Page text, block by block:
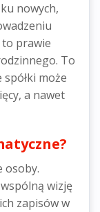
nowych,
to prawie
To
może
a nawet
osoby.
wizję
zapisów w